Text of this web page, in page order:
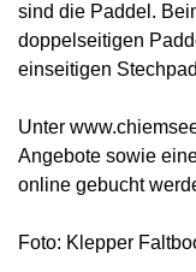
sind die Paddel.
doppelseitigen
einseitigen
Unter
Angebote sowie
online gebucht
Foto: Klepper